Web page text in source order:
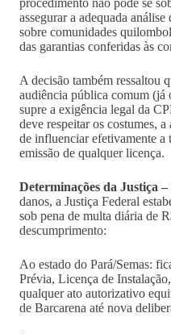
procedimento não pode se
assegurar a adequada
sobre comunidades
das garantias conferidas às
A decisão também ressaltou
audiência pública comum
supre a exigência legal da
deve respeitar os costumes,
de influenciar efetivamente a
emissão de qualquer licença.
Determinações da Justiça –
danos, a Justiça Federal
sob pena de multa diária de
descumprimento:
Ao estado do Pará/Semas:
Prévia, Licença de
qualquer ato autorizativo
de Barcarena até nova